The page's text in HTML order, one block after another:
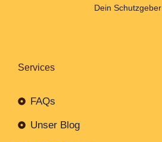
Dein Schutzgeber
Services
FAQs
Unser Blog